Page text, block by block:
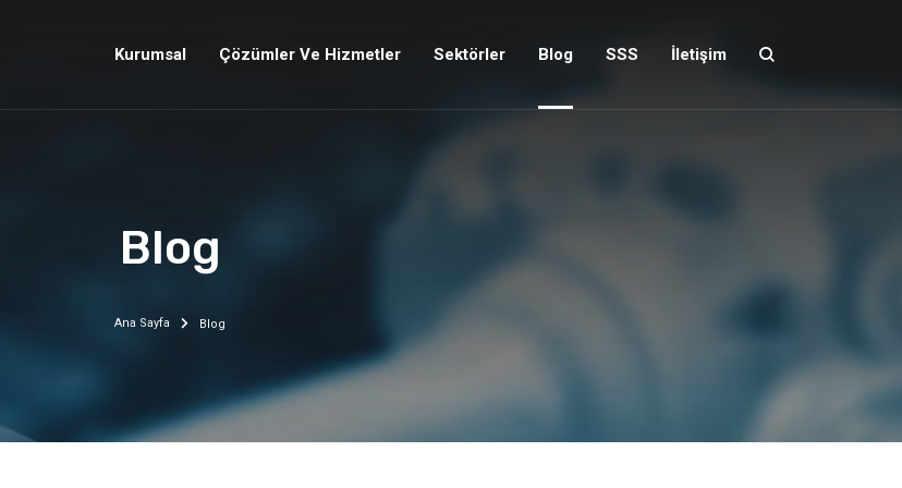
Kurumsal Çözümler Ve Hizmetler Sektörler Blog SSS İletişim
Blog
Ana Sayfa Blog